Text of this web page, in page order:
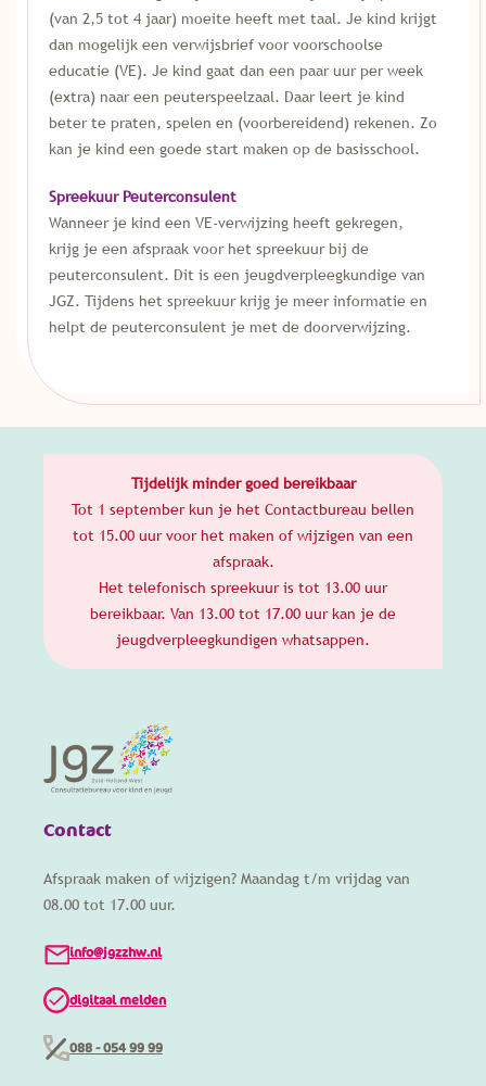
(van 2,5 tot 4 jaar) moeite heeft met taal. Je kind krijgt
dan mogelijk een verwijsbrief voor voorschoolse
educatie (VE). Je kind gaat dan een paar uur per week
(extra) naar een peuterspeelzaal. Daar leert je kind
beter te praten, spelen en (voorbereidend) rekenen. Zo
kan je kind een goede start maken op de basisschool.
Spreekuur Peuterconsulent
Wanneer je kind een VE-verwijzing heeft gekregen,
krijg je een afspraak voor het spreekuur bij de
peuterconsulent. Dit is een jeugdverpleegkundige van
JGZ. Tijdens het spreekuur krijg je meer informatie en
helpt de peuterconsulent je met de doorverwijzing.
Tijdelijk minder goed bereikbaar
Tot 1 september kun je het Contactbureau bellen
tot 15.00 uur voor het maken of wijzigen van een
afspraak.
Het telefonisch spreekuur is tot 13.00 uur
bereikbaar. Van 13.00 tot 17.00 uur kan je de
jeugdverpleegkundigen whatsappen.
Contact
Afspraak maken of wijzigen? Maandag t/m vrijdag van
08.00 tot 17.00 uur.
088 - 054 99 99
info@jgzzhw.nl
digitaal melden